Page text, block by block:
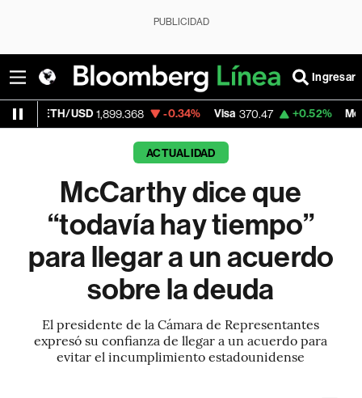
PUBLICIDAD
Ingresar
1,899.368 -0.34% Visa 370.47 +0.52% MercadoLibre
ACTUALIDAD
McCarthy dice que
“todavía hay tiempo”
para llegar a un acuerdo
sobre la deuda
El presidente de la Cámara de Representantes
expresó su confianza de llegar a un acuerdo para
evitar el incumplimiento estadounidense